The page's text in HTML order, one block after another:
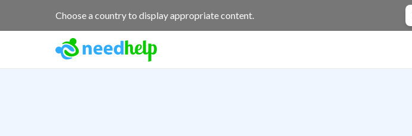
Choose a country to display appropriate content.